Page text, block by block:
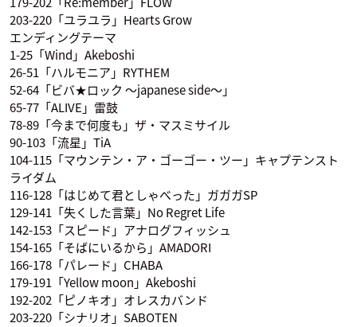
203-220「ユラユラ」Hearts Grow
エンディングテーマ
1-25「Wind」Akeboshi
26-51「ハルモニア」RYTHEM
52-64「ビバ★ロック 〜japanese side〜」
65-77「ALIVE」雷鼓
78-89「今まで何度も」ザ・マスミサイル
90-103「流星」TiA
104-115「マウンテン・ア・ゴーゴー・ツー」キャプテンスト
ライダム
116-128「はじめて君としゃべった」ガガガSP
129-141「失くした言葉」No Regret Life
142-153「スピード」アナログフィッシュ
154-165「そばにいるから」AMADORI
166-178「パレード」CHABA
179-191「Yellow moon」Akeboshi
192-202「ピノキオ」オレスカバンド
203-220「シナリオ」SABOTEN